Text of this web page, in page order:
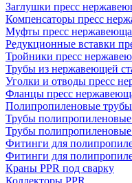
Заглушки пресс
Компенсаторы пресс
Муфты пресс
Редукционные вставки
Тройники пресс
Трубы из нержавеющей
Уголки и отводы пресс
Фланцы пресс
Полипропиленовые
Трубы
Трубы
Фитинги для
Фитинги для
Краны PPR под сварку
Коллекторы PPR